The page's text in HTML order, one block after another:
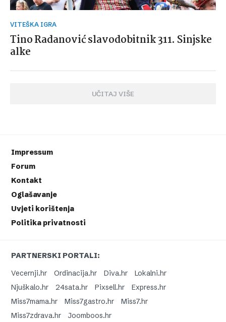
VITEŠKA IGRA
Tino Radanović slavodobitnik 311. Sinjske
alke
UČITAJ VIŠE
Impressum
Forum
Kontakt
Oglašavanje
Uvjeti korištenja
Politika privatnosti
PARTNERSKI PORTALI:
Vecernji.hr
Ordinacija.hr Diva.hr
Lokalni.hr
Njuškalo.hr
24sata.hr Pixsell.hr
Express.hr
Miss7mama.hr
Miss7gastro.hr
Miss7.hr
Miss7zdrava.hr
Joomboos.hr